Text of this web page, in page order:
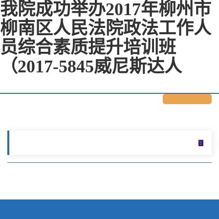
我院成功举办2017年柳州市
柳南区人民法院政法工作人
员综合素质提升培训班
（2017-5845威尼斯达人